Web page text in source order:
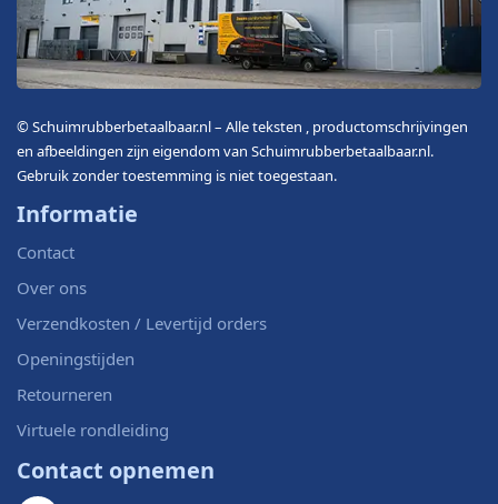
© Schuimrubberbetaalbaar.nl – Alle teksten , productomschrijvingen
en afbeeldingen zijn eigendom van Schuimrubberbetaalbaar.nl.
Gebruik zonder toestemming is niet toegestaan.
Informatie
Contact
Over ons
Verzendkosten / Levertijd orders
Openingstijden
Retourneren
Virtuele rondleiding
Contact opnemen